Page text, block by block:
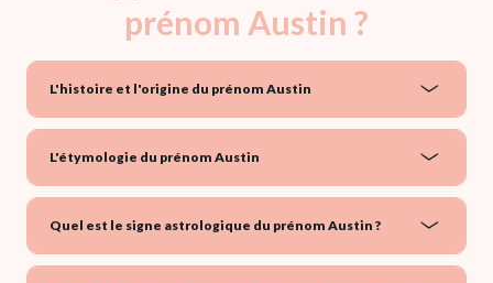
prénom Austin ?
L'histoire et l'origine du prénom Austin
L'étymologie du prénom Austin
Quel est le signe astrologique du prénom Austin ?